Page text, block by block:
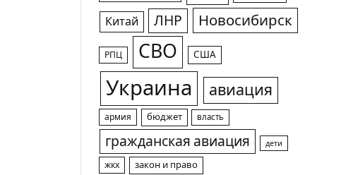
Китай ЛНР Новосибирск
РПЦ СВО США
Украина авиация
армия бюджет власть
гражданская авиация дети
жкх закон и право